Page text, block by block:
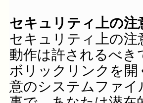
セキュリティ上の注
セキュリティ上の
動作は許されるべ
ボリックリンクを
意のシステムファ